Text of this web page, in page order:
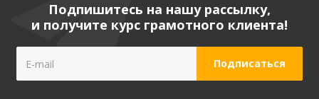
Подпишитесь на нашу рассылку,
и получите курс грамотного клиента!